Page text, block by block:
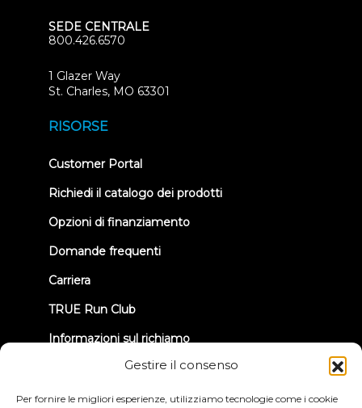
Gestire il consenso
Per fornire le migliori esperienze, utilizziamo tecnologie come i cookie
SEDE CENTRALE
800.426.6570
1 Glazer Way
St. Charles, MO 63301
RISORSE
Customer Portal(opens
new
Richiedi il catalogo dei prodotti
Opzioni di finanziamento
Domande frequenti
Carriera
TRUE Run Club
Informazioni sul richiamo